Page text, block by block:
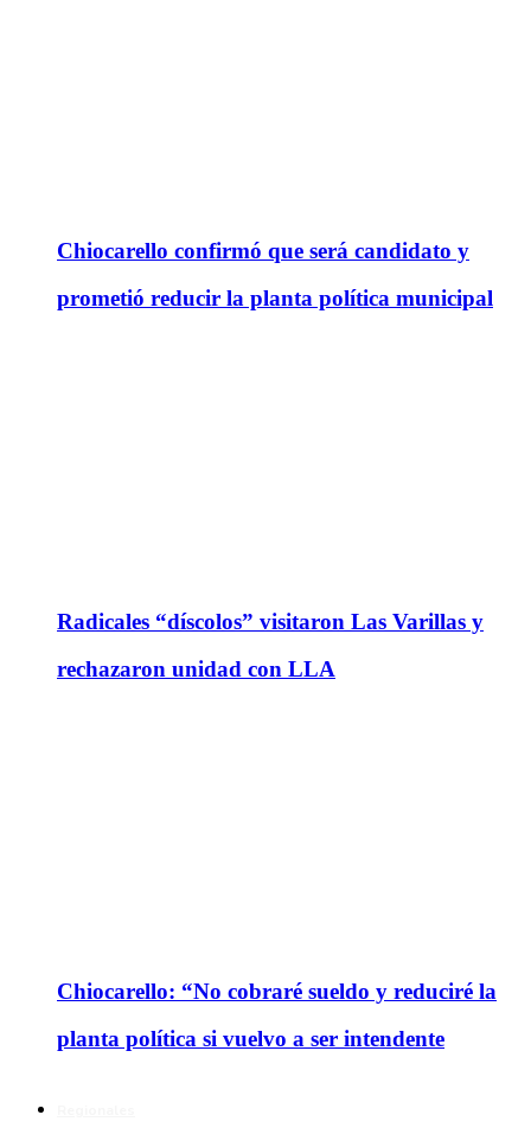
Chiocarello confirmó que será candidato y
prometió reducir la planta política municipal
Radicales “díscolos” visitaron Las Varillas y
rechazaron unidad con LLA
Chiocarello: “No cobraré sueldo y reduciré la
planta política si vuelvo a ser intendente